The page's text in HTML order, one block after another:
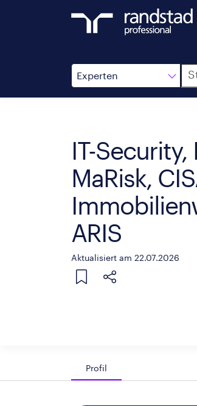
Experten
Suche
IT-Security,
MaRisk,
ARIS
Aktualisiert am 22.07.2026
Profil